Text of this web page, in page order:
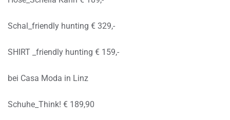
Schal_friendly hunting € 329,-
SHIRT _friendly hunting € 159,-
bei Casa Moda in Linz
Schuhe_Think! € 189,90